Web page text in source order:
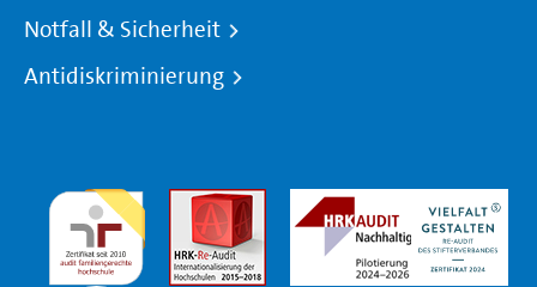
Notfall & Sicherheit
Antidiskriminierung